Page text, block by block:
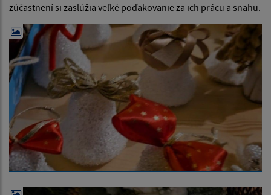
zúčastnení si zaslúžia veľké poďakovanie za ich prácu a snahu.